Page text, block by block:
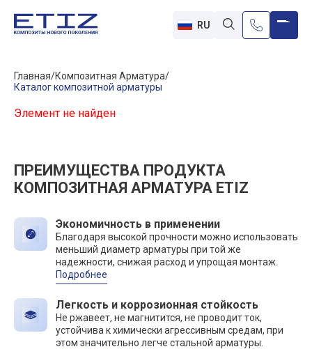
RU
Главная Композитная Арматура
Каталог композитной арматуры
Элемент не найден
ПРЕИМУЩЕСТВА ПРОДУКТА
КОМПОЗИТНАЯ АРМАТУРА ETIZ
Экономичность в применении
Благодаря высокой прочности можно использовать
меньший диаметр арматуры при той же
надежности, снижая расход и упрощая монтаж.
Подробнее
Легкость и коррозионная стойкость
Не ржавеет, не магнитится, не проводит ток,
устойчива к химически агрессивным средам, при
этом значительно легче стальной арматуры.